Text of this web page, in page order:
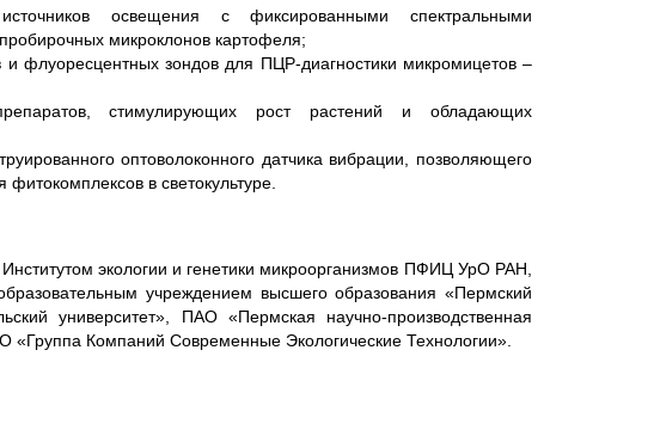
освещения с фиксированными спектральными
микроклонов картофеля;
и флуоресцентных зондов для ПЦР-диагностики микромицетов –
стимулирующих рост растений и обладающих
оптоволоконного датчика вибрации, позволяющего
в светокультуре.
экологии и генетики микроорганизмов ПФИЦ УрО РАН,
учреждением высшего образования «Пермский
университет», ПАО «Пермская научно-производственная
Компаний Современные Экологические Технологии».